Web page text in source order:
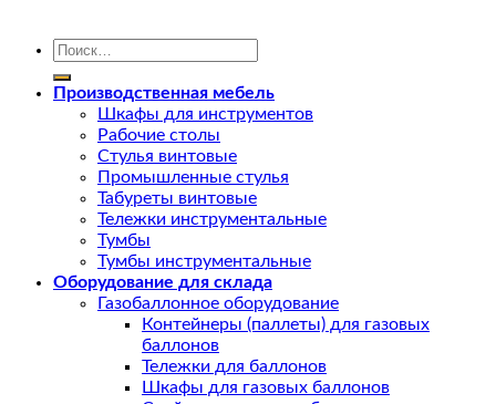
Искать:
Производственная мебель
Шкафы для инструментов
Рабочие столы
Стулья винтовые
Промышленные стулья
Табуреты винтовые
Тележки инструментальные
Тумбы
Тумбы инструментальные
Оборудование для склада
Газобаллонное оборудование
Контейнеры (паллеты) для газовых
баллонов
Тележки для баллонов
Шкафы для газовых баллонов